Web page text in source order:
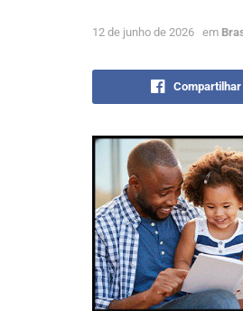
12 de junho de 2026 em
Compartilhar